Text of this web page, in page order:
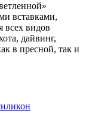
вставками,
всех видов
дайвинг,
в пресной, так и